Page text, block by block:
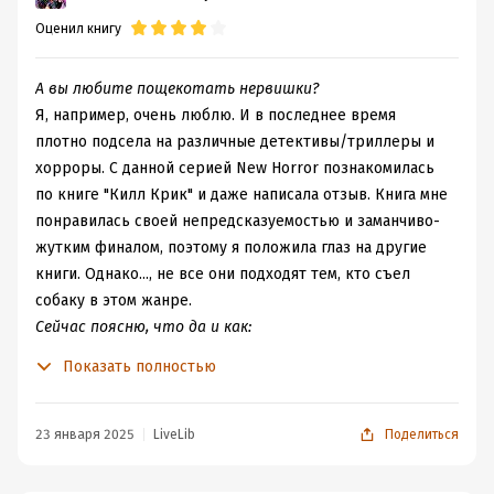
ужастиков. Мне книга очень понравилась, так как
рассказы словно маленькие, но законченные книги. И,
его тут же оборвали, а с другой стороны, если
подумать, то автор правильно сделал. На протяжении
казалось, что сюжет пропущен, а ответ дан. Возможно
это стиль автора, возможно я что-то не" словила". Но
так или иначе, мне понравилось.
Я бы посоветовала приступая к книге не
состредотачиваться в названии на "коллекция ужасов".
Тут читатель получит мистику, ужасы, научную
фантастику, катастрофу, фэнтези, триллер, сказку.
Этот сборник заставит вас испытать ужас, дрожать от
задуматься о жизни. В общем, покатает на качелях
невозможно.
Оценил книгу
А вы любите пощекотать нервишки?
Я, например, очень люблю. И в последнее время
плотно подсела на различные детективы/триллеры и
хорроры. С данной серией New Horror познакомилась
по книге "Килл Крик" и даже написала отзыв. Книга мне
понравилась своей непредсказуемостью и заманчиво-
жутким финалом, поэтому я положила глаз на другие
книги. Однако..., не все они подходят тем, кто съел
собаку в этом жанре.
Сейчас поясню, что да и как:
созданиями. Истории небольшие и вполне могут сойти
Показать полностью
23 января 2025 LiveLib Поделиться